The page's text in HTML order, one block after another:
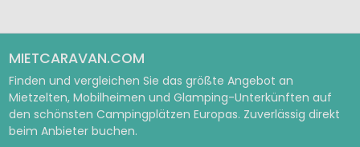
MIETCARAVAN.COM
Finden und vergleichen Sie das größte Angebot an
Mietzelten, Mobilheimen und Glamping-Unterkünften auf
den schönsten Campingplätzen Europas. Zuverlässig direkt
beim Anbieter buchen.